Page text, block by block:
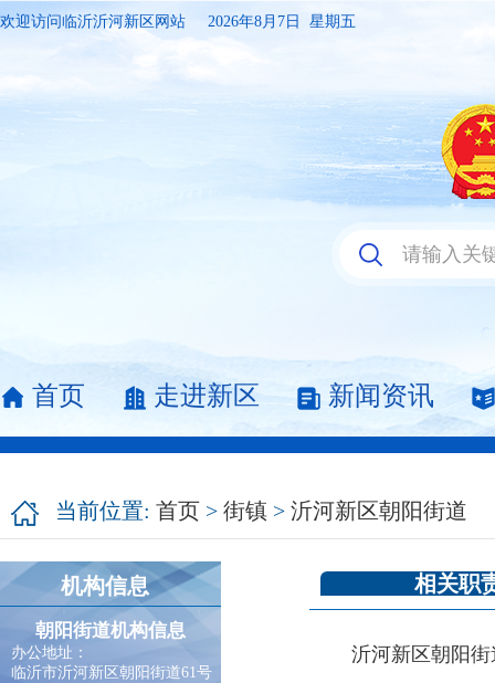
欢迎访问临沂沂河新区网站 2026年8月7日 星期五
首页 走进新区 新闻资讯
当前位置: 首页 > 街镇 > 沂河新区朝阳街道
机构信息
朝阳街道机构信息
办公地址：
临沂市沂河新区朝阳街道61号
相关职
沂河新区朝阳